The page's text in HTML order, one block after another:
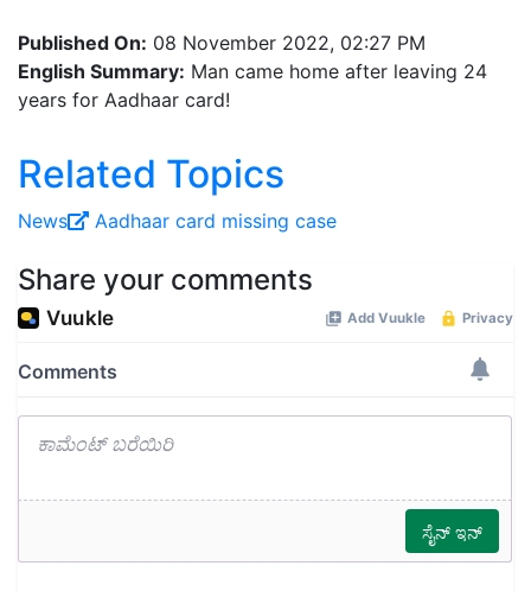
Published On: 08 November 2022, 02:27 PM
English Summary: Man came home after leaving 24
years for Aadhaar card!
Related Topics
News Aadhaar card missing case
Share your comments